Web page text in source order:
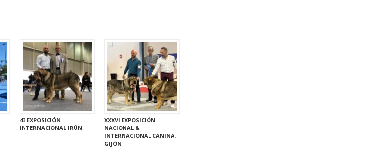
43 EXPOSICIÓN
INTERNACIONAL IRÚN
XXXVI EXPOSICIÓN
NACIONAL &
INTERNACIONAL CANINA.
GIJÓN